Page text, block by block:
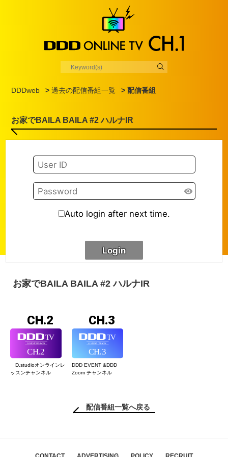
DDDweb >過去の配信番組一覧 > 配信番組
お家でBAILA BAILA #2 ハルナIR
お家でBAILA BAILA #2 ハルナIR
CH.2
D.studioオンラインレ
ッスンチャンネル
CH.3
DDD EVENT &DDD
Zoom チャンネル
配信番組一覧へ戻る